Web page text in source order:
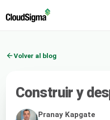
Volver al blog
Construir y
Pranay Kapgate